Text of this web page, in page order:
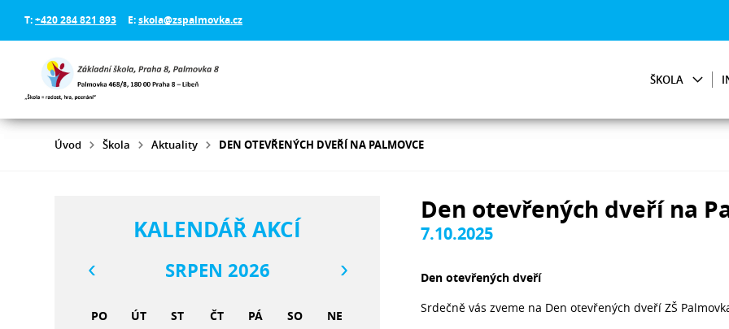
T:+420 284 821 893 E:skola@zspalmovka.cz
ŠKOLA
Úvod Škola Aktuality DEN OTEVŘENÝCH DVEŘÍ NA PALMOVCE
Den otevřených dveří na
7.10.2025
Den otevřených dveří
Srdečně vás zveme na Den otevřených dveří ZŠ
KALENDÁŘ AKCÍ
SRPEN 2026
PO ÚT ST ČT PÁ SO NE